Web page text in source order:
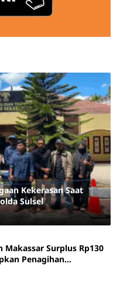
Kekerasan Saat
Sulsel
Makassar Surplus Rp130
Penagihan